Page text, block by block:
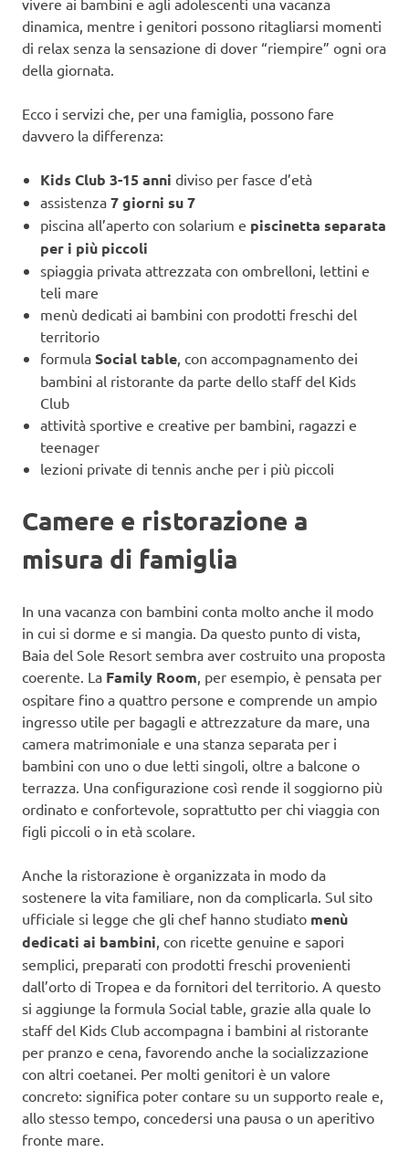
vivere ai bambini e agli adolescenti una vacanza
dinamica, mentre i genitori possono ritagliarsi momenti
di relax senza la sensazione di dover “riempire” ogni ora
della giornata.
Ecco i servizi che, per una famiglia, possono fare
davvero la differenza:
Kids Club 3-15 anni diviso per fasce d’età
assistenza 7 giorni su 7
piscina all’aperto con solarium e piscinetta separata
per i più piccoli
spiaggia privata attrezzata con ombrelloni, lettini e
teli mare
menù dedicati ai bambini con prodotti freschi del
territorio
formula Social table, con accompagnamento dei
bambini al ristorante da parte dello staff del Kids
Club
attività sportive e creative per bambini, ragazzi e
teenager
lezioni private di tennis anche per i più piccoli
Camere e ristorazione a
misura di famiglia
In una vacanza con bambini conta molto anche il modo
in cui si dorme e si mangia. Da questo punto di vista,
Baia del Sole Resort sembra aver costruito una proposta
coerente. La Family Room, per esempio, è pensata per
ospitare fino a quattro persone e comprende un ampio
ingresso utile per bagagli e attrezzature da mare, una
camera matrimoniale e una stanza separata per i
bambini con uno o due letti singoli, oltre a balcone o
terrazza. Una configurazione così rende il soggiorno più
ordinato e confortevole, soprattutto per chi viaggia con
figli piccoli o in età scolare.
Anche la ristorazione è organizzata in modo da
sostenere la vita familiare, non da complicarla. Sul sito
ufficiale si legge che gli chef hanno studiato menù
dedicati ai bambini, con ricette genuine e sapori
semplici, preparati con prodotti freschi provenienti
dall’orto di Tropea e da fornitori del territorio. A questo
si aggiunge la formula Social table, grazie alla quale lo
staff del Kids Club accompagna i bambini al ristorante
per pranzo e cena, favorendo anche la socializzazione
con altri coetanei. Per molti genitori è un valore
concreto: significa poter contare su un supporto reale e,
allo stesso tempo, concedersi una pausa o un aperitivo
fronte mare.